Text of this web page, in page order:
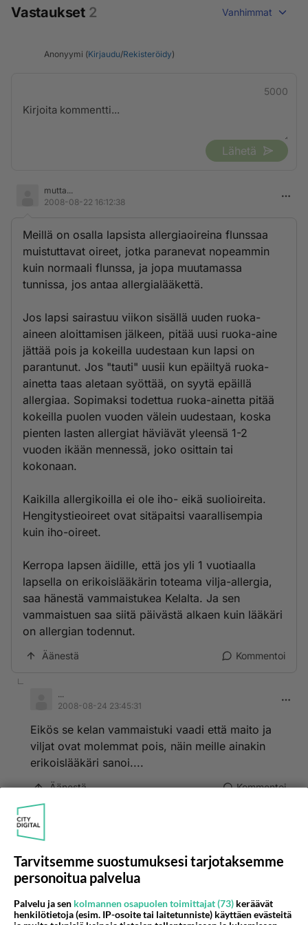
Vastaukset 2 Vanhimmat
Anonyymi (Kirjaudu/Rekisteröidy)
5000
Lähetä
mutta...
2008-08-22 16:12:38
Meillä on osalla lapsista allergiaoireina flunssaa
muistuttavat oireet, jotka paranevat nopeammin
kuin normaali flunssa, ja jopa muutamassa
tunnissa, jos antaa allergialääkettä.
Jos lapsi sairastuu viikon sisällä uuden ruoka-
aineen aloittamisen jälkeen, pitää uusi ruoka-aine
jättää pois ja kokeilla uudestaan kun lapsi on
parantunut. Jos "tauti" uusii kun epäiltyä ruoka-
ainetta taas aletaan syöttää, on syytä epäillä
allergiaa. Sopimaksi todettua ruoka-ainetta pitää
kokeilla puolen vuoden välein uudestaan, koska
pienten lasten allergiat häviävät yleensä 1-2
vuoden ikään mennessä, joko osittain tai
kokonaan.
Kaikilla allergikoilla ei ole iho- eikä suolioireita.
Hengitystieoireet ovat sitäpaitsi vaarallisempia
kuin iho-oireet.
Kerropa lapsen äidille, että jos yli 1 vuotiaalla
lapsella on erikoislääkärin toteama vilja-allergia,
saa hänestä vammaistukea Kelalta. Ja sen
vammaistuen saa siitä päivästä alkaen kuin lääkäri
on allergian todennut.
Äänestä Kommentoi
...
2008-08-24 23:45:31
Eikös se kelan vammaistuki vaadi että maito ja
viljat ovat molemmat pois, näin meille ainakin
erikoislääkäri sanoi....
Äänestä Kommentoi
Ketjusta on poistettu
Takaisin ylös
Tarvitsemme suostumuksesi tarjotaksemme
personoitua palvelua
Palvelu ja sen kolmannen osapuolen toimittajat (73) keräävät
henkilötietoja (esim. IP-osoite tai laitetunniste) käyttäen evästeitä